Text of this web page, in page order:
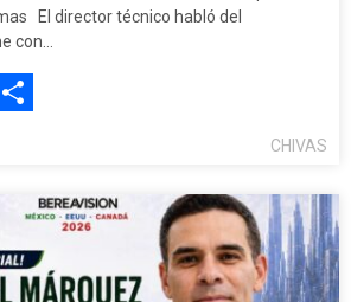
El director técnico habló del
con…
Threads
CHIVAS